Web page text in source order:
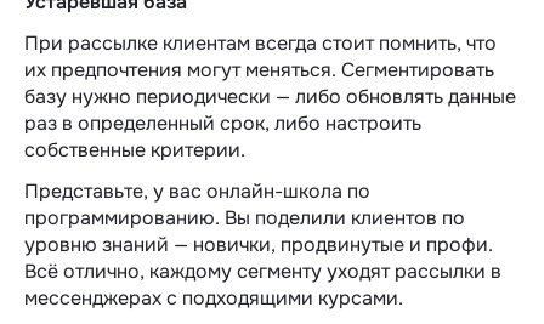
При рассылке клиентам всегда стоит помнить, что
их предпочтения могут меняться. Сегментировать
базу нужно периодически — либо обновлять данные
раз в определенный срок, либо настроить
собственные критерии.
Представьте, у вас онлайн-школа по
программированию. Вы поделили клиентов по
уровню знаний — новички, продвинутые и профи.
Всё отлично, каждому сегменту уходят рассылки в
мессенджерах с подходящими курсами.